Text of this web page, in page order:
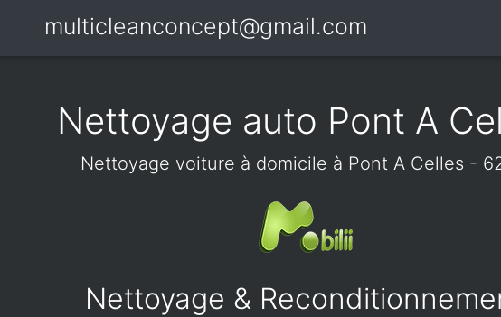
multicleanconcept@gmail.com
Nettoyage auto Pont A
Nettoyage voiture à domicile à Pont A Celles -
Nettoyage &